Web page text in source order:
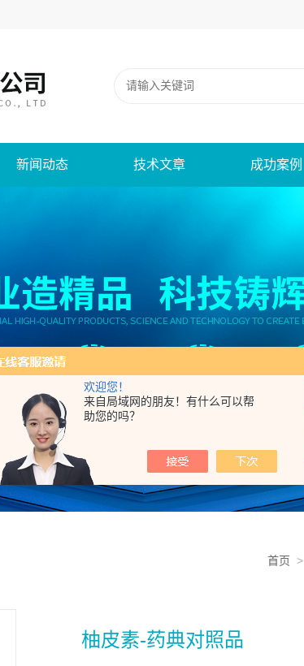
欢迎您！
来自局域网的朋友！有什么可以帮
助您的吗？
新闻动态 技术文章 成功案例
首页 >
柚皮素-药典对照品